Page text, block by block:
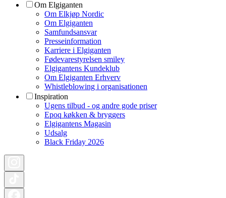
Om Elgiganten
Om Elkjøp Nordic
Om Elgiganten
Samfundsansvar
Presseinformation
Karriere i Elgiganten
Fødevarestyrelsen smiley
Elgigantens Kundeklub
Om Elgiganten Erhverv
Whistleblowing i organisationen
Inspiration
Ugens tilbud - og andre gode priser
Epoq køkken & bryggers
Elgigantens Magasin
Udsalg
Black Friday 2026